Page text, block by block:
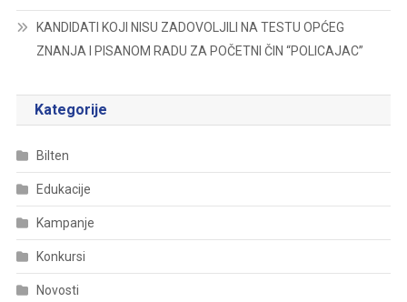
KANDIDATI KOJI NISU ZADOVOLJILI NA TESTU OPĆEG
ZNANJA I PISANOM RADU ZA POČETNI ČIN “POLICAJAC”
Kategorije
Bilten
Edukacije
Kampanje
Konkursi
Novosti